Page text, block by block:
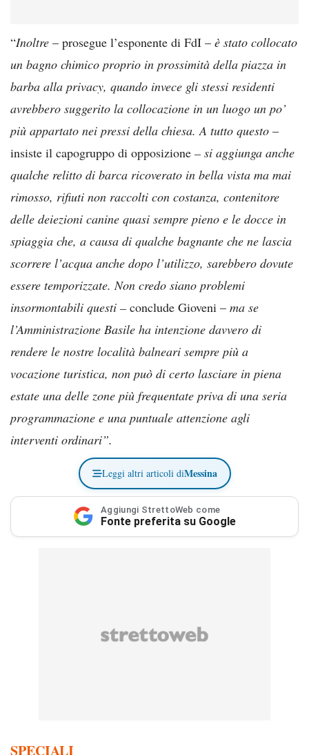
“Inoltre – prosegue l’esponente di FdI – è stato collocato
un bagno chimico proprio in prossimità della piazza in
barba alla privacy, quando invece gli stessi residenti
avrebbero suggerito la collocazione in un luogo un po’
più appartato nei pressi della chiesa. A tutto questo –
insiste il capogruppo di opposizione – si aggiunga anche
qualche relitto di barca ricoverato in bella vista ma mai
rimosso, rifiuti non raccolti con costanza, contenitore
delle deiezioni canine quasi sempre pieno e le docce in
spiaggia che, a causa di qualche bagnante che ne lascia
scorrere l’acqua anche dopo l’utilizzo, sarebbero dovute
essere temporizzate. Non credo siano problemi
insormontabili questi – conclude Gioveni – ma se
l’Amministrazione Basile ha intenzione davvero di
rendere le nostre località balneari sempre più a
vocazione turistica, non può di certo lasciare in piena
estate una delle zone più frequentate priva di una seria
programmazione e una puntuale attenzione agli
interventi ordinari”.
Leggi altri articoli diMessina
Aggiungi StrettoWeb come
Fonte preferita su Google
SPECIALI